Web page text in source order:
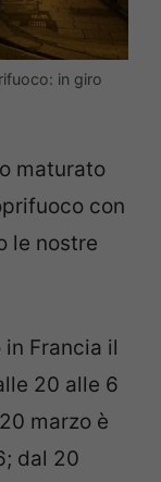
in giro
maturato
con
le nostre
Francia il
20 alle 6
marzo è
dal 20